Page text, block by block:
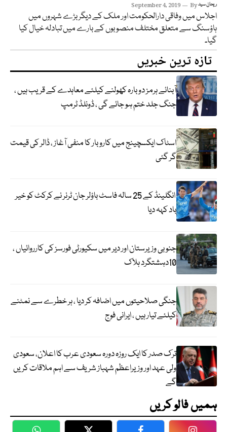
September 4, 2019 Byریحان سید
اجلاس میں وفاقی دارالحکومت اور ملک کے دیگر بڑے شہروں میں
ہاؤسنگ سے متعلق مختلف منصوبوں کے بارے میں تبادلہ خیال کیا
گیا۔
تازہ ترین خبریں
آبنائے ہرمز دوبارہ کھولنے کیلئے معاہدے کے قریب ہیں ،
جنگ جلد ختم ہو جائے گی ، ڈونلڈ ٹرمپ
اسٹاک ایکسچینج میں کاروبار کا منفی آغاز ، ڈالر کی قیمت
گر گئی
انگلینڈ کے 25 سالہ فاسٹ باؤلر جان ٹرنر نے کرکٹ کو خیر
باد کہہ دیا
جنوبی وزیرستان اور دیر میں سکیورٹی فورسز کی کارروائیاں ،
10دہشتگرد ہلاک
جنگی صلاحیتوں میں اضافہ کر دیا ، ہر خطرے سے نمٹنے
کیلئے تیار ہیں ، ایرانی فوج
ترک صدر کا ایک روزہ دورہ سعودی عرب کا اعلان، سعودی
ولی عہد اور وزیراعظم شہباز شریف سے اہم ملاقات کریں
گے
ہمیں فالو کریں